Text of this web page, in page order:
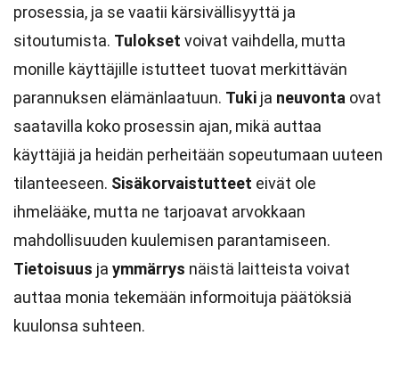
prosessia, ja se vaatii kärsivällisyyttä ja
sitoutumista. Tulokset voivat vaihdella, mutta
monille käyttäjille istutteet tuovat merkittävän
parannuksen elämänlaatuun. Tuki ja neuvonta ovat
saatavilla koko prosessin ajan, mikä auttaa
käyttäjiä ja heidän perheitään sopeutumaan uuteen
tilanteeseen. Sisäkorvaistutteet eivät ole
ihmelääke, mutta ne tarjoavat arvokkaan
mahdollisuuden kuulemisen parantamiseen.
Tietoisuus ja ymmärrys näistä laitteista voivat
auttaa monia tekemään informoituja päätöksiä
kuulonsa suhteen.